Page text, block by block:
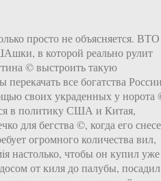
просто не объясняется. ВТО
в которой реально рулит
© выстроить такую
все богатства
своих украденных у норота
в политику США и Китая,
для бегства ©, когда его
огромного количества вил,
настолько, чтобы он купил уже
от киля до палубы, посадил